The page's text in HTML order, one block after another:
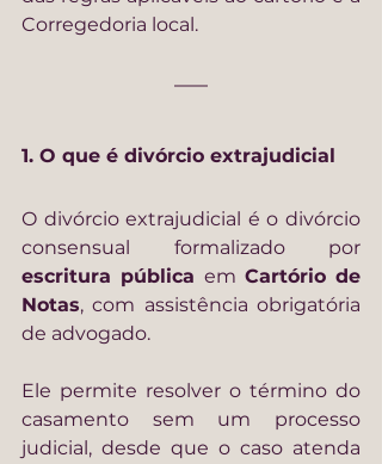
Corregedoria local.
1. O que é divórcio extrajudicial
O divórcio extrajudicial é o divórcio
escritura pública em Cartório de
Notas, com assistência obrigatória
de advogado.
Ele permite resolver o término do
casamento sem um processo
judicial, desde que o caso atenda